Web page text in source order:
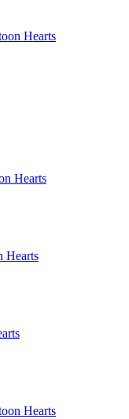
Hearts
Hearts
Hearts
Hearts